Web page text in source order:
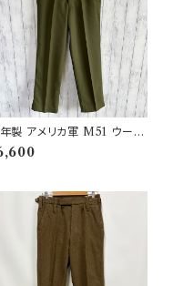
製 アメリカ軍 M51 ウール
ツ ミリタリーパンツ スラッ
ヴィンテージ US ARMY 1